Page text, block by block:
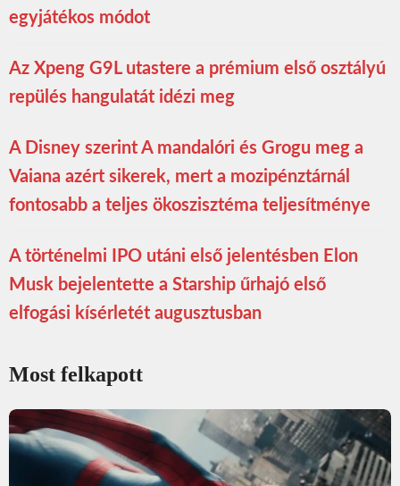
egyjátékos módot
Az Xpeng G9L utastere a prémium első osztályú
repülés hangulatát idézi meg
A Disney szerint A mandalóri és Grogu meg a
Vaiana azért sikerek, mert a mozipénztárnál
fontosabb a teljes ökoszisztéma teljesítménye
A történelmi IPO utáni első jelentésben Elon
Musk bejelentette a Starship űrhajó első
elfogási kísérletét augusztusban
Most felkapott